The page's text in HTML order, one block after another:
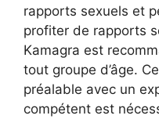
rapports sexuels et
profiter de rapports
Kamagra est
tout groupe d’âge.
préalable avec un
compétent est